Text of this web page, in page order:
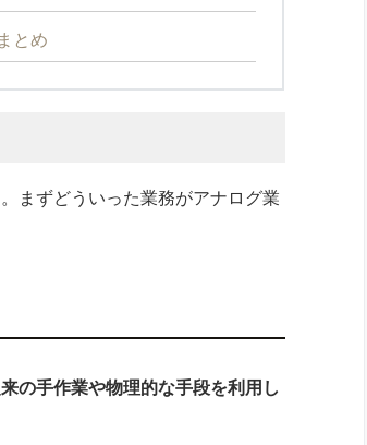
とめ
まずどういった業務がアナログ業
の手作業や物理的な手段を利用し